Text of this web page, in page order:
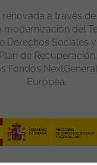
renovada a través
modernización del
Derechos Sociales
de
Fondos
Europea.